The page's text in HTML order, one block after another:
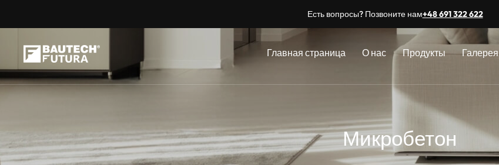
Есть вопросы? Позвоните нам+48 691 322 622
Главная страница О нас Продукты Галерея
Микробетон